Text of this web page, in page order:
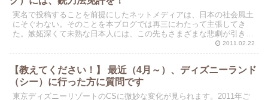
実名で投稿することを前提にしたネットメディアは、日本の社会風土
にそぐわない。そのことを本ブログでは再三にわたって主張してき
た。嫉妬深くて未熟な日本人には、この先もさまざまな悲劇が引き起
こされる。わたしの杞憂は、しだいに現実のものになりつつあ...2011.02.22
【教えてください！】 最近（4月～）、ディズニーランド
（シー）に行った方に質問です
東京ディズニーリゾートのCSに微妙な変化が見られます。2011年ご